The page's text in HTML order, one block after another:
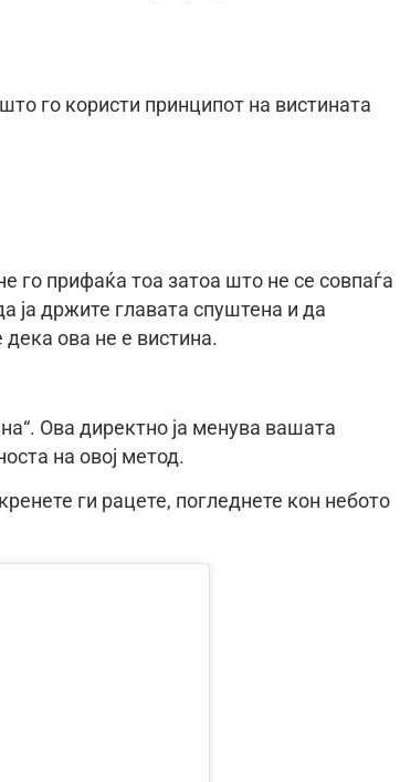
го користи принципот на вистината
го прифаќа тоа затоа што не се совпаѓа
ја држите главата спуштена и да
дека ова не е вистина.
Ова директно ја менува вашата
на овој метод.
ги рацете, погледнете кон небото